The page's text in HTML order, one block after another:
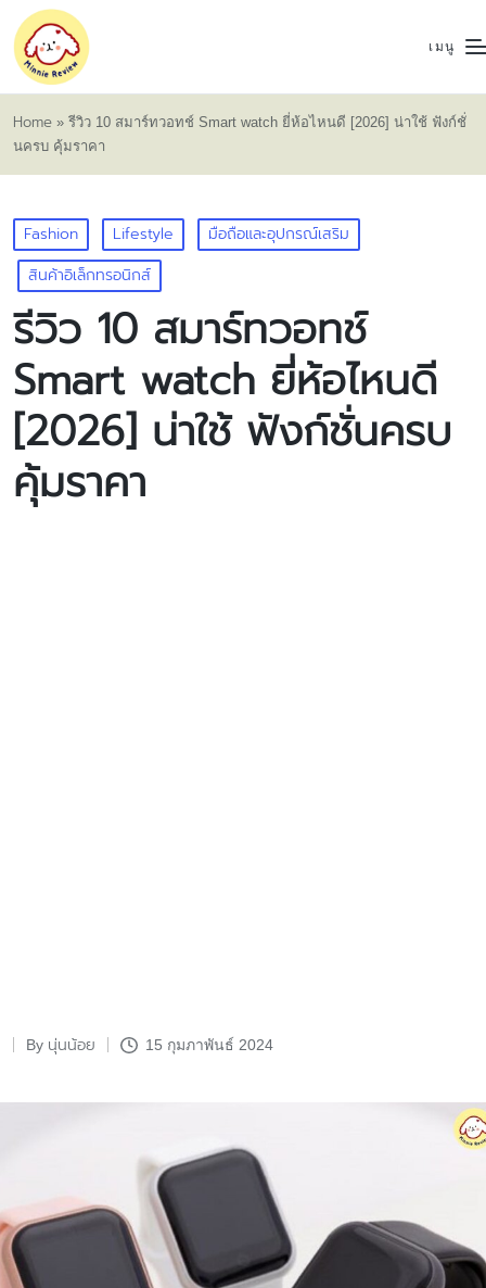
เมนู
Home » รีวิว 10 สมาร์ทวอทช์ Smart watch ยี่ห้อไหนดี [2026] น่าใช้ ฟังก์ชั่
นครบ คุ้มราคา
Posted
in
Fashion Lifestyle
มือถือและอุปกรณ์เสริม
สินค้าอิเล็กทรอนิกส์
รีวิว 10 สมาร์ทวอทช์
Smart watch ยี่ห้อไหนดี
[2026] น่าใช้ ฟังก์ชั่นครบ
คุ้มราคา
Posted
By นุ่นน้อย 15 กุมภาพันธ์ 2024